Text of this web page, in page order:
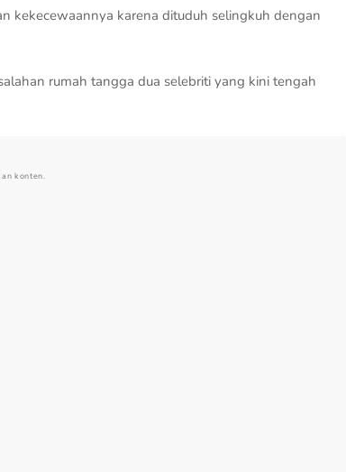
kekecewaannya karena dituduh selingkuh dengan
rumah tangga dua selebriti yang kini tengah
konten.